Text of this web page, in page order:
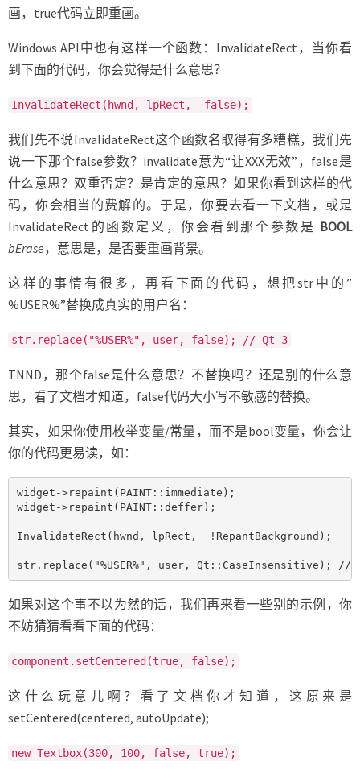
画，true代码立即重画。
Windows API中也有这样一个函数：InvalidateRect，当你看
到下面的代码，你会觉得是什么意思？
InvalidateRect(hwnd, lpRect, false);
我们先不说InvalidateRect这个函数名取得有多糟糕，我们先
说一下那个false参数？invalidate意为“让XXX无效”，false是
什么意思？双重否定？是肯定的意思？如果你看到这样的代
码，你会相当的费解的。于是，你要去看一下文档，或是
InvalidateRect的函数定义，你会看到那个参数是 BOOL
bErase，意思是，是否要重画背景。
这样的事情有很多，再看下面的代码，想把str中的”
%USER%”替换成真实的用户名：
str.replace("%USER%", user, false); // Qt 3
TNND，那个false是什么意思？不替换吗？还是别的什么意
思，看了文档才知道，false代码大小写不敏感的替换。
其实，如果你使用枚举变量/常量，而不是bool变量，你会让
你的代码更易读，如：
widget->repaint(PAINT::immediate);
widget->repaint(PAINT::deffer);
InvalidateRect(hwnd, lpRect,  !RepantBackground);
str.replace("%USER%", user, Qt::CaseInsensitive); //
如果对这个事不以为然的话，我们再来看一些别的示例，你
不妨猜猜看看下面的代码：
component.setCentered(true, false);
这什么玩意儿啊？看了文档你才知道，这原来是
setCentered(centered, autoUpdate);
new Textbox(300, 100, false, true);